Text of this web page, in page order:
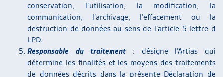
conservation, l’utilisation, la modification, la
communication, l’archivage, l’effacement ou la
destruction de données au sens de l’article 5 lettre d
LPD.
Responsable du traitement : désigne l’Artias qui
détermine les finalités et les moyens des traitements
de données décrits dans la présente Déclaration de